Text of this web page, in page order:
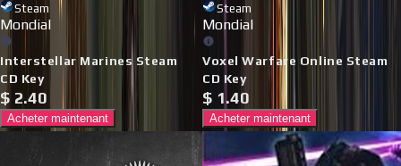
Steam
Mondial
Interstellar Marines Steam
CD Key
$ 2.40
Acheter maintenant
Steam
Mondial
Voxel Warfare Online Steam
CD Key
$ 1.40
Acheter maintenant